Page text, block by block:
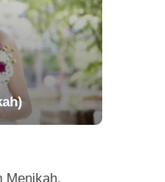
Menikah.